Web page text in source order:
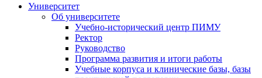
Университет
Об университете
Учебно-исторический центр ПИМУ
Ректор
Руководство
Программа развития и итоги работы
Учебные корпуса и клинические базы, базы